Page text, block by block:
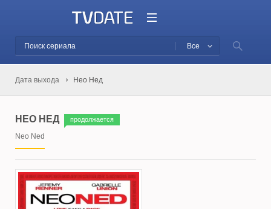
Все
Дата выхода Нео Нед
НЕО НЕД продолжается
Neo Ned